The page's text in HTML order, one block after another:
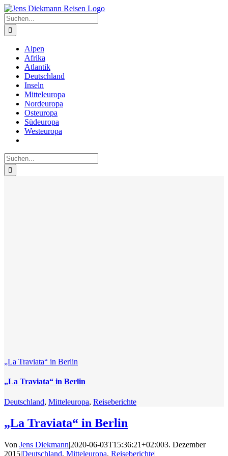
Zum
Inhalt
springen
Suche
nach:
Alpen
Afrika
Atlantik
Deutschland
Inseln
Mitteleuropa
Nordeuropa
Osteuropa
Südeuropa
Westeuropa
Suche
nach:
„La Traviata“ in Berlin
„La Traviata“ in Berlin
Deutschland, Mitteleuropa, Reiseberichte
„La Traviata“ in Berlin
Von Jens Diekmann|2020-06-03T15:36:21+02:003. Dezember
2015|Deutschland, Mitteleuropa, Reiseberichte|